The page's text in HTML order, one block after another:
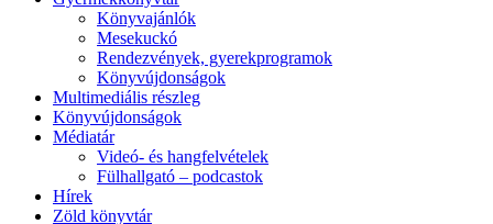
Könyvajánlók
Mesekuckó
Rendezvények, gyerekprogramok
Könyvújdonságok
Multimediális részleg
Könyvújdonságok
Médiatár
Videó- és hangfelvételek
Fülhallgató – podcastok
Hírek
Zöld könyvtár